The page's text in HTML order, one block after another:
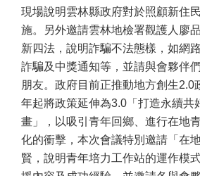
現場說明雲林縣政府對於照顧新住
施。另外邀請雲林地檢署觀護人廖
新四法，說明詐騙不法態樣，如網
詐騙及中獎通知等，並請與會夥伴
朋友。政府目前正推動地方創生2.0
年起將政策延伸為3.0 「打造永續
畫」，以吸引青年回鄉、進行在地
化的衝擊，本次會議特別邀請「在
賢，說明青年培力工作站的運作模